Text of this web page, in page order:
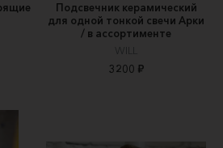
Подсвечник керамический
для одной тонкой свечи Арки
/ в ассортименте
WILL
3200 ₽